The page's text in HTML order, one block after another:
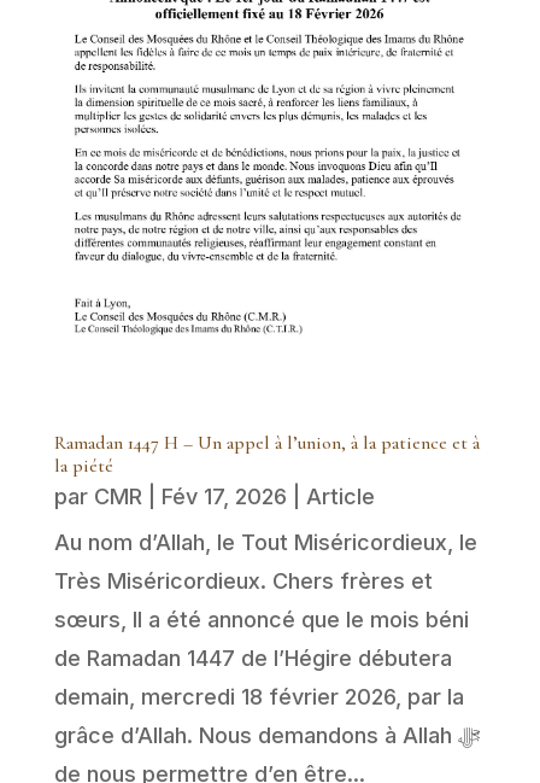
Ramadan 1447 H – Un appel à l’union, à la patience et à
la piété
par CMR| Fév 17, 2026
Article
Au nom d’Allah, le Tout Miséricordieux, le
Très Miséricordieux. Chers frères et
sœurs, Il a été annoncé que le mois béni
de Ramadan 1447 de l’Hégire débutera
demain, mercredi 18 février 2026, par la
grâce d’Allah. Nous demandons à Allah ﷻ
de nous permettre d’en être...